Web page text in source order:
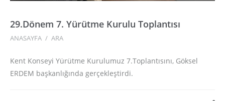
29.Dönem 7. Yürütme Kurulu Toplantısı
ANASAYFA / ARA
Kent Konseyi Yürütme Kurulumuz 7.Toplantısını, Göksel
ERDEM başkanlığında gerçekleştirdi.